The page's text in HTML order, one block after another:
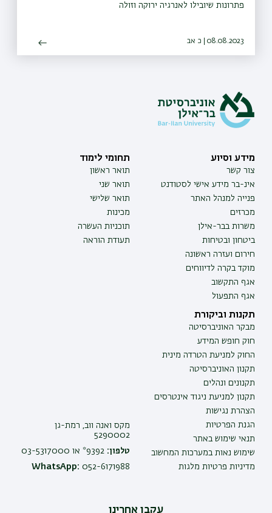
פתרונות שיובילו לאנרגיה ירוקה וזולה
08.08.2023 | כ אב
מידע וסיוע
צור קשר
אינ-בר מידע אישי לסטודנט
פנייה למנהל האתר
מכרזים
משרות בבר-אילן
ביטחון ובטיחות
חירום ועזרה ראשונה
מוקד בקרה לדיווחים
אגף התקשוב
אגף התפעול
תחומי לימוד
תואר ראשון
תואר שני
תואר שלישי
מכינות
תוכניות העשרה
תעודת הוראה
תקנות וביקורת
מבקר האוניברסיטה
חוק חופש המידע
החוק למניעת הטרדה מינית
תקנון האוניברסיטה
תקנונים ונהלים
תקנון למניעת ניגוד אינטרסים
הצהרת נגישות
הגנת הפרטיות
תנאי שימוש באתר
שימוש נאות במערכות המחשוב
מדיניות פרטיות מלגות
מקס ואנה ווב, רמת-גן
5290002
טלפון:
WhatsApp: 052-6171988
עקבו אחרינו